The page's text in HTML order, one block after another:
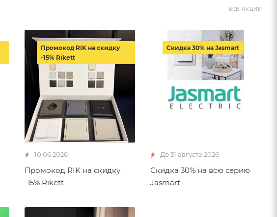
ВСЕ АКЦИИ
10.06.2026
Промокод RIK на скидку
-15% Rikett
Промокод RIK на скидку
-15% Rikett
До 31 августа 2026
Скидка 30% на всю серию
Jasmart
Скидка 30% на Jasmart